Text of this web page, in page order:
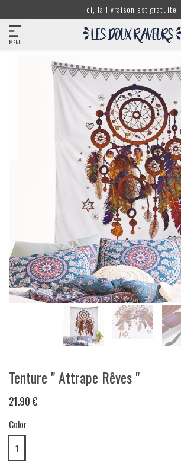
Ici, la livraison est gratuite !
MENU
Tenture " Attrape Rêves "
21.90 €
Color
1